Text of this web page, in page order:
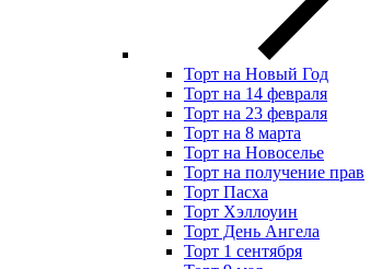
Торт на Новый Год
Торт на 14 февраля
Торт на 23 февраля
Торт на 8 марта
Торт на Новоселье
Торт на получение прав
Торт Пасха
Торт Хэллоуин
Торт День Ангела
Торт 1 сентября